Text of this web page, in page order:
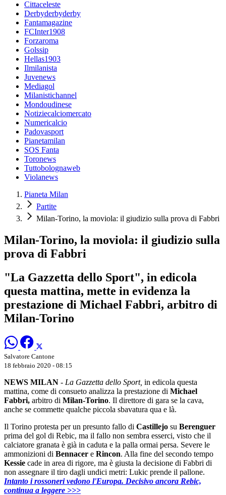
Cittaceleste
Derbyderbyderby
Fantamagazine
FCInter1908
Forzaroma
Golssip
Hellas1903
Ilmilanista
Juvenews
Mediagol
Milanistichannel
Mondoudinese
Notiziecalciomercato
Numericalcio
Padovasport
Pianetamilan
SOS Fanta
Toronews
Tuttobolognaweb
Violanews
Pianeta Milan
Partite
Milan-Torino, la moviola: il giudizio sulla prova di Fabbri
Milan-Torino, la moviola: il giudizio sulla
prova di Fabbri
"La Gazzetta dello Sport", in edicola
questa mattina, mette in evidenza la
prestazione di Michael Fabbri, arbitro di
Milan-Torino
Salvatore Cantone
18 febbraio 2020 - 08:15
NEWS MILAN - La Gazzetta dello Sport, in edicola questa
mattina, come di consueto analizza la prestazione di Michael
Fabbri, arbitro di Milan-Torino. Il direttore di gara se la cava,
anche se commette qualche piccola sbavatura qua e là.
Il Torino protesta per un presunto fallo di Castillejo su Berenguer
prima del gol di Rebic, ma il fallo non sembra esserci, visto che il
calciatore granata è già in caduta e la palla ormai persa. Severe le
ammonizioni di Bennacer e Rincon. Alla fine del secondo tempo
Kessie cade in area di rigore, ma è giusta la decisione di Fabbri di
non assegnare il tiro dagli undici metri: Lukic prende il pallone.
Intanto i rossoneri vedono l'Europa. Decisivo ancora Rebic,
continua a leggere >>>